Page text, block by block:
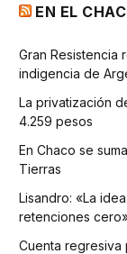
EN EL
Gran Resistencia
indigencia de
La privatización
4.259 pesos
En Chaco se
Tierras
Lisandro: «La
retenciones
Cuenta regresiva